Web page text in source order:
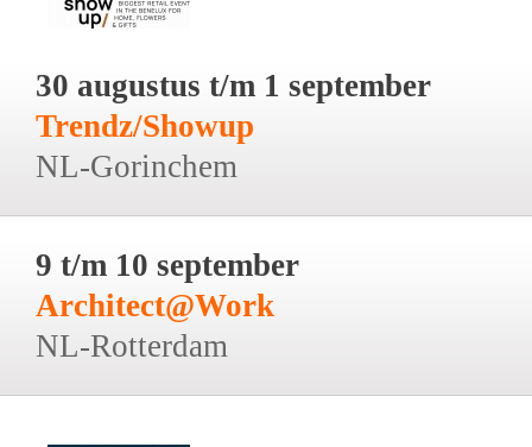
30 augustus t/m 1 september
Trendz/Showup
NL-Gorinchem
9 t/m 10 september
Architect@Work
NL-Rotterdam